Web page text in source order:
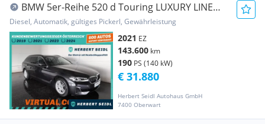
BMW 5er-Reihe 520 d Touring LUXURY LINE
4x4 Aut *VOLL LED / N...
Diesel, Automatik, gültiges Pickerl, Gewährleistung
2021 EZ
143.600 km
190 PS (140 kW)
Herbert Seidl Autohaus GmbH
7400 Oberwart
€ 31.880